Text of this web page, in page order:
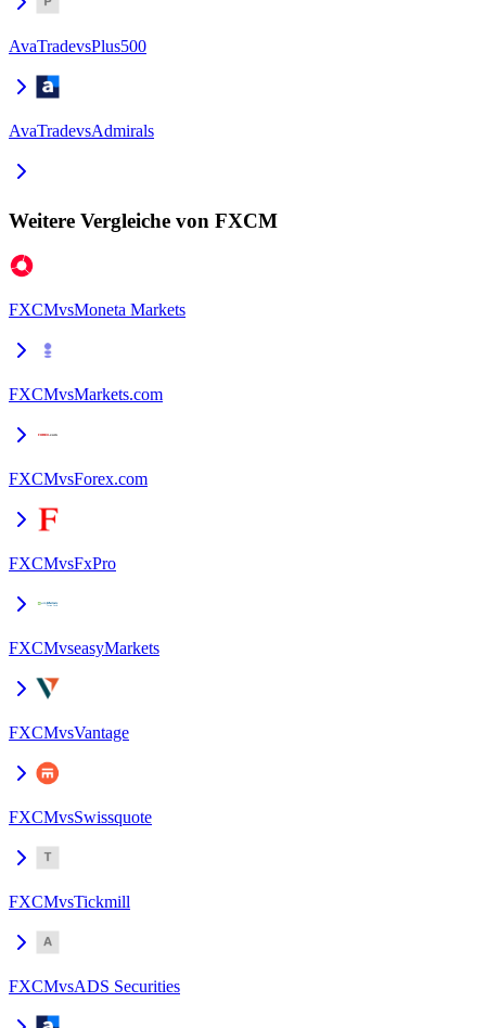
AvaTradevsPlus500
AvaTradevsAdmirals
Weitere Vergleiche von FXCM
FXCMvsMoneta Markets
FXCMvsMarkets.com
FXCMvsForex.com
FXCMvsFxPro
FXCMvseasyMarkets
FXCMvsVantage
FXCMvsSwissquote
FXCMvsTickmill
FXCMvsADS Securities